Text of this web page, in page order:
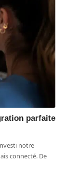
parfaite
notre
connecté. De